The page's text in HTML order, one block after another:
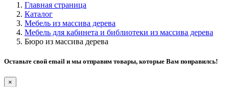
Главная страница
Каталог
Мебель из массива дерева
Мебель для кабинета и библиотеки из массива дерева
Бюро из массива дерева
Оставьте свой email и мы отправим товары, которые Вам понравилсь!
×